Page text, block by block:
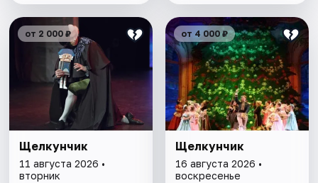
от 2 000 ₽
Щелкунчик
11 августа 2026 •
вторник
от 4 000 ₽
Щелкунчик
16 августа 2026 •
воскресенье